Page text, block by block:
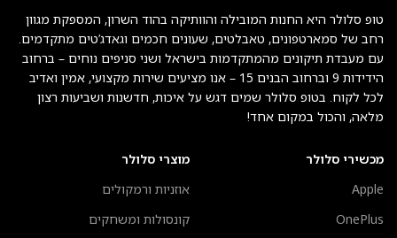
טופ סלולר היא החנות המובילה והוותיקה בהוד השרון, המספקת מגוון
רחב של סמארטפונים, טאבלטים, שעונים חכמים וגאדג’טים מתקדמים.
עם מעבדת תיקונים מהמתקדמות בישראל ושני סניפים נוחים – ברחוב
הידידות 9 וברחוב הבנים 15 – אנו מציעים שירות מקצועי, אמין ואדיב
לכל לקוח. בטופ סלולר שמים דגש על איכות, חדשנות ושביעות רצון
מלאה, והכול במקום אחד!
מכשירי סלולר
Apple
OnePlus
מוצרי סלולר
אוזניות ורמקולים
קונסולות ומשחקים